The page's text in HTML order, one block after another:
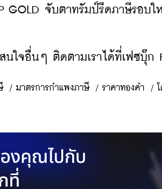
GOLD จับตาทรัมป์รีดภาษีรอบ
นใจอื่นๆ ติดตามเราได้ที่เฟซบุ๊ก
/ มาตรการกำแพงภาษี / ราคาทองคำ /